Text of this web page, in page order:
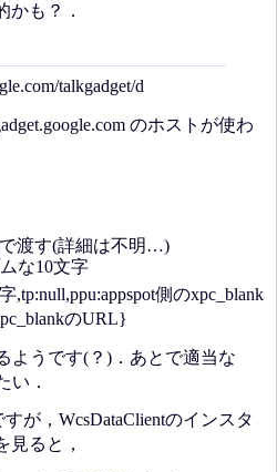
かも？．
talkgadget/d
のホストが使わ
渡す(詳細は不明…)
な10文字
,tp:null,ppu:appspot側のxpc_blank
のURL}
ようです(？)．あとで適当な
い．
すが，WcsDataClientのインスタ
見ると，